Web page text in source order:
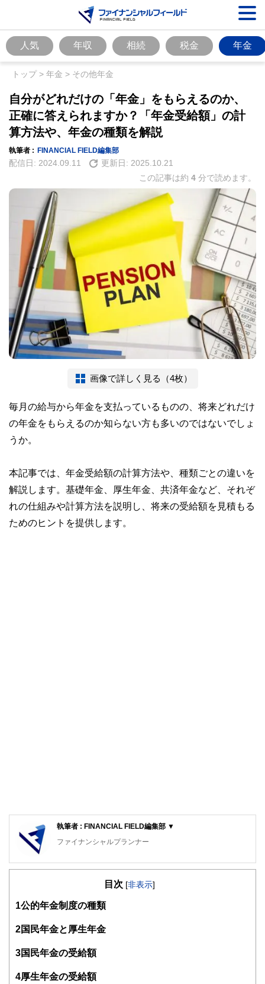
人気 年収 相続 税金 年金
トップ> 年金 > その他年金
自分がどれだけの「年金」をもらえるのか、
正確に答えられますか？「年金受給額」の計
算方法や、年金の種類を解説
執筆者 : FINANCIAL FIELD編集部
配信日: 2024.09.11 更新日: 2025.10.21
この記事は約 4 分で読めます。
画像で詳しく見る（4枚）
毎月の給与から年金を支払っているものの、将来どれだけ
の年金をもらえるのか知らない方も多いのではないでしょ
うか。
本記事では、年金受給額の計算方法や、種類ごとの違いを
解説します。基礎年金、厚生年金、共済年金など、それぞ
れの仕組みや計算方法を説明し、将来の受給額を見積もる
ためのヒントを提供します。
執筆者 : FINANCIAL FIELD編集部 ▼
ファイナンシャルプランナー
FinancialField編集部は、金融、経済に関する記事を、日々
知識がない方でも理解できるようわかりやすく発信していま
得者を中心に「お金や暮らし」に関する書籍・雑誌の編集経
験者で構成され、企画立案から記事掲載まですべての工程に
護士、税理士、宅地建物取引士、相続診断士、住宅ローンア
目次 [非表示]
1 公的年金制度の種類
2 国民年金と厚生年金
3国民年金の受給額
4厚生年金の受給額